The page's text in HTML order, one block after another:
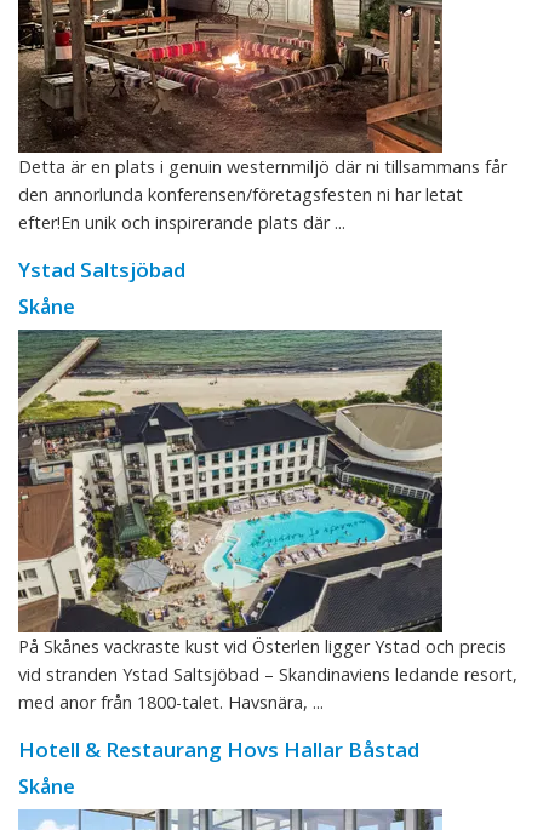
Detta är en plats i genuin westernmiljö där ni tillsammans får
den annorlunda konferensen/företagsfesten ni har letat
efter!En unik och inspirerande plats där ...
Ystad Saltsjöbad
Skåne
På Skånes vackraste kust vid Österlen ligger Ystad och precis
vid stranden Ystad Saltsjöbad – Skandinaviens ledande resort,
med anor från 1800-talet. Havsnära, ...
Hotell & Restaurang Hovs Hallar Båstad
Skåne